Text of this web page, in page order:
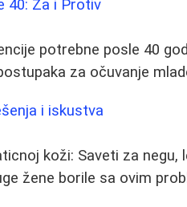
40: Za i Protiv
potrebne posle 40
za očuvanje
i iskustva
koži: Saveti za negu,
žene borile sa ovim